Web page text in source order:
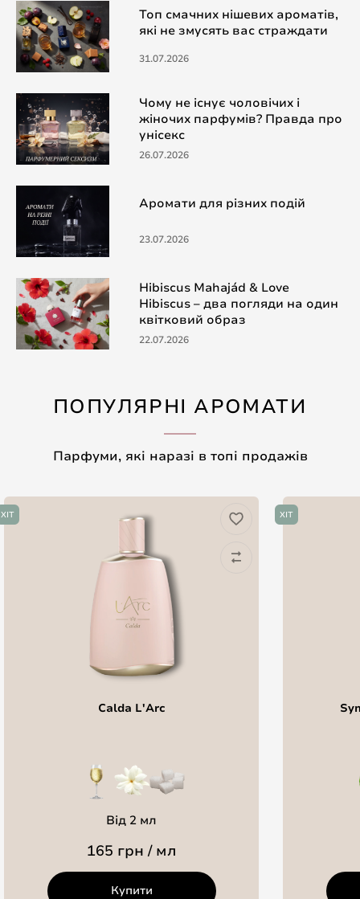
Топ смачних нішевих ароматів,
які не змусять вас страждати
31.07.2026
Чому не існує чоловічих і
жіночих парфумів? Правда про
унісекс
26.07.2026
Аромати для різних подій
23.07.2026
Hibiscus Mahajád & Love
Hibiscus – два погляди на один
квітковий образ
22.07.2026
ПОПУЛЯРНІ АРОМАТИ
Парфуми, які наразі в топі продажів
ХІТ
Calda L'Arc
Від 2 мл
165 грн / мл
Купити
ХІТ